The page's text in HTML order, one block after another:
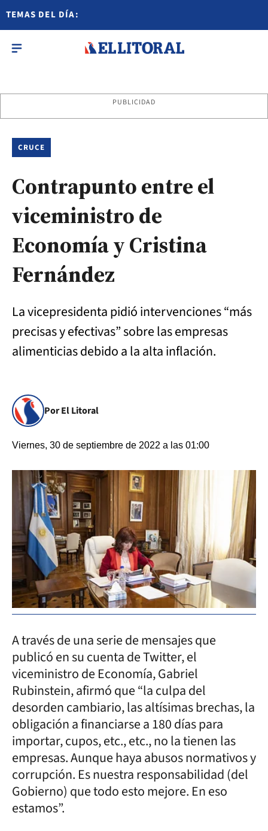
TEMAS DEL DÍA:
PUBLICIDAD
CRUCE
Contrapunto entre el
viceministro de
Economía y Cristina
Fernández
La vicepresidenta pidió intervenciones “más
precisas y efectivas” sobre las empresas
alimenticias debido a la alta inflación.
Por El Litoral
Viernes, 30 de septiembre de 2022 a las 01:00
A través de una serie de mensajes que
publicó en su cuenta de Twitter, el
viceministro de Economía, Gabriel
Rubinstein, afirmó que “la culpa del
desorden cambiario, las altísimas brechas, la
obligación a financiarse a 180 días para
importar, cupos, etc., etc., no la tienen las
empresas. Aunque haya abusos normativos y
corrupción. Es nuestra responsabilidad (del
Gobierno) que todo esto mejore. En eso
estamos”.